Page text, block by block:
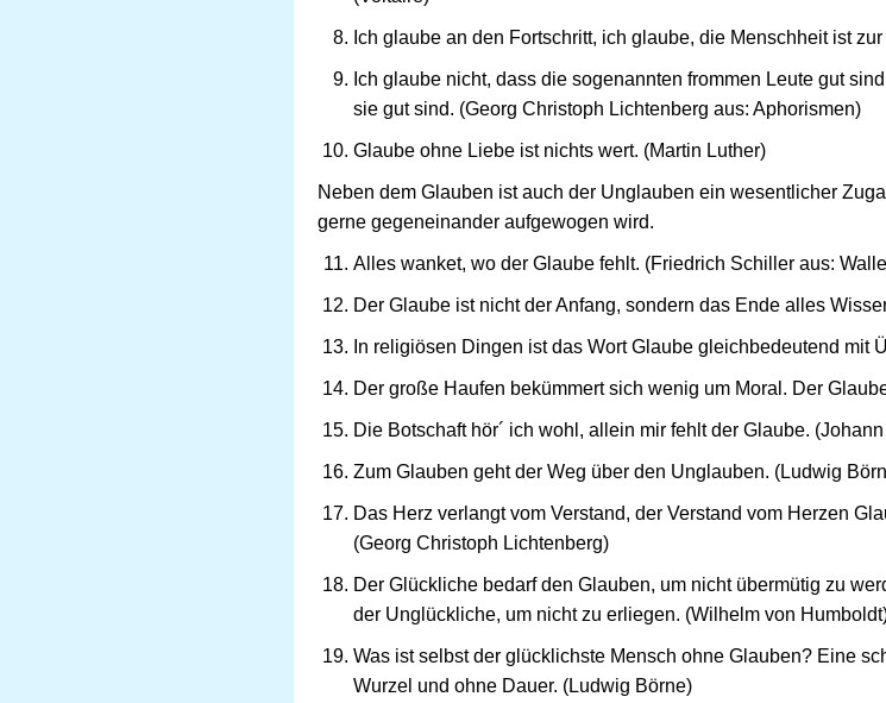
Ich glaube an den Fortschritt, ich glaube, die Menschheit ist
Ich glaube nicht, dass die sogenannten frommen Leute gut
sie gut sind. (Georg Christoph Lichtenberg aus: Aphorismen)
Glaube ohne Liebe ist nichts wert. (Martin Luther)
Neben dem Glauben ist auch der Unglauben ein wesentlicher
gerne gegeneinander aufgewogen wird.
Alles wanket, wo der Glaube fehlt. (Friedrich Schiller aus:
Der Glaube ist nicht der Anfang, sondern das Ende alles
In religiösen Dingen ist das Wort Glaube gleichbedeutend mit
Der große Haufen bekümmert sich wenig um Moral. Der
Die Botschaft hör´ ich wohl, allein mir fehlt der Glaube.
Zum Glauben geht der Weg über den Unglauben. (Ludwig
Das Herz verlangt vom Verstand, der Verstand vom Herzen
(Georg Christoph Lichtenberg)
Der Glückliche bedarf den Glauben, um nicht übermütig zu
der Unglückliche, um nicht zu erliegen. (Wilhelm von
Was ist selbst der glücklichste Mensch ohne Glauben? Eine
Wurzel und ohne Dauer. (Ludwig Börne)